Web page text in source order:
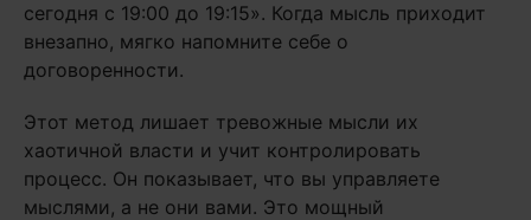
сегодня с 19:00 до 19:15». Когда мысль приходит
внезапно, мягко напомните себе о
договоренности.
Этот метод лишает тревожные мысли их
хаотичной власти и учит контролировать
процесс. Он показывает, что вы управляете
мыслями, а не они вами. Это мощный